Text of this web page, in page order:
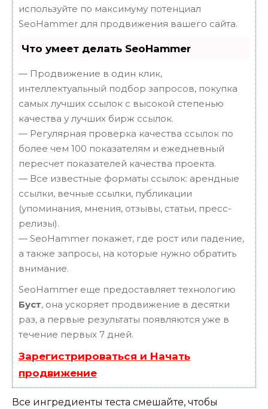
используйте по максимуму потенциал
SeoHammer для продвижения вашего сайта.
Что умеет делать SeoHammer
— Продвижение в один клик,
интеллектуальный подбор запросов, покупка
самых лучших ссылок с высокой степенью
качества у лучших бирж ссылок.
— Регулярная проверка качества ссылок по
более чем 100 показателям и ежедневный
пересчет показателей качества проекта.
— Все известные форматы ссылок: арендные
ссылки, вечные ссылки, публикации
(упоминания, мнения, отзывы, статьи, пресс-
релизы).
— SeoHammer покажет, где рост или падение,
а также запросы, на которые нужно обратить
внимание.
SeoHammer еще предоставляет технологию
Буст, она ускоряет продвижение в десятки
раз, а первые результаты появляются уже в
течение первых 7 дней.
Зарегистрироваться и Начать
продвижение
Все ингредиенты теста смешайте, чтобы